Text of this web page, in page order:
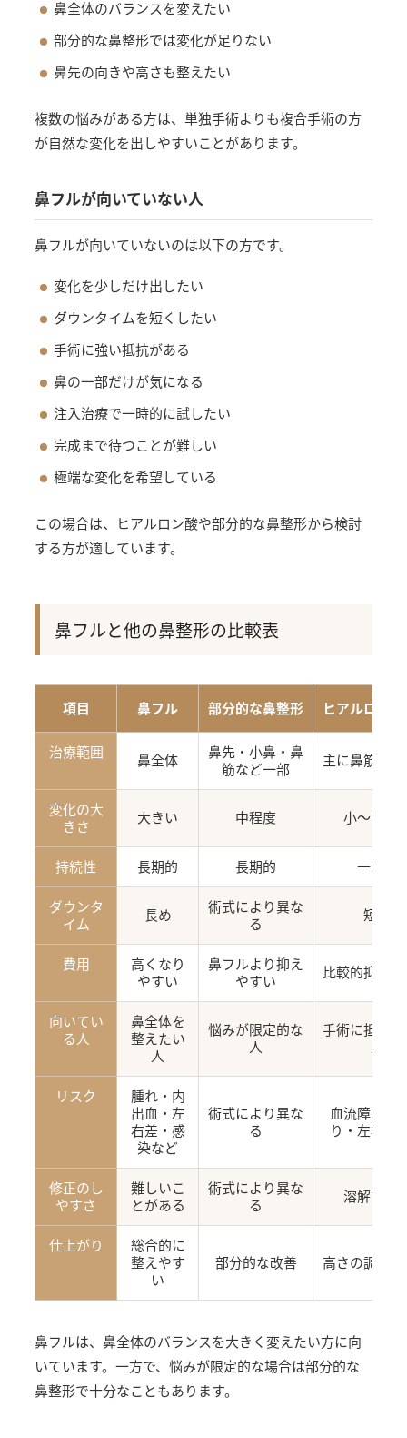
鼻全体のバランスを変えたい
部分的な鼻整形では変化が足りない
鼻先の向きや高さも整えたい
複数の悩みがある方は、単独手術よりも複合手術の方
が自然な変化を出しやすいことがあります。
鼻フルが向いていない人
鼻フルが向いていないのは以下の方です。
変化を少しだけ出したい
ダウンタイムを短くしたい
手術に強い抵抗がある
鼻の一部だけが気になる
注入治療で一時的に試したい
完成まで待つことが難しい
極端な変化を希望している
この場合は、ヒアルロン酸や部分的な鼻整形から検討
する方が適しています。
鼻フルと他の鼻整形の比較表
項目 鼻フル 部分的な鼻整形 ヒアルロン
治療範囲 鼻全体
鼻先・小鼻・鼻
筋など一部
主に鼻筋・
変化の大
きさ
大きい 中程度 小〜中程
持続性 長期的 長期的
一時的
ダウンタ
イム
長め
術式により異な
る
短い
費用
高くなり
やすい
鼻フルより抑え
やすい
比較的抑え
向いてい
る人
鼻全体を
整えたい
人
悩みが限定的な
人
手術に抵抗
人
リスク
腫れ・内
出血・左
右差・感
染など
術式により異な
る
血流障害・
り・左右差
修正のし
やすさ
難しいこ
とがある
術式により異な
る
溶解でき
仕上がり
総合的に
整えやす
い
部分的な改善 高さの調整
鼻フルは、鼻全体のバランスを大きく変えたい方に向
いています。一方で、悩みが限定的な場合は部分的な
鼻整形で十分なこともあります。